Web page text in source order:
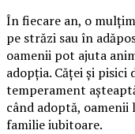
În fiecare an, o
pe străzi sau în
oamenii pot ajuta
adopția. Căței și pisici
temperament
când adoptă, oamenii
familie iubitoare.